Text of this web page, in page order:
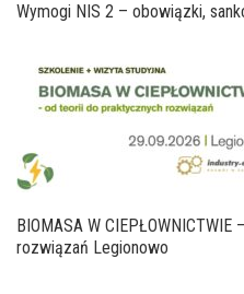
Wymogi NIS 2 – obowiązki,
BIOMASA W
rozwiązań Legionowo